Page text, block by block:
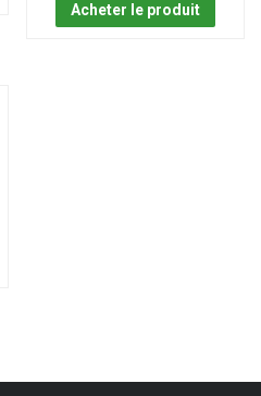
Acheter le produit